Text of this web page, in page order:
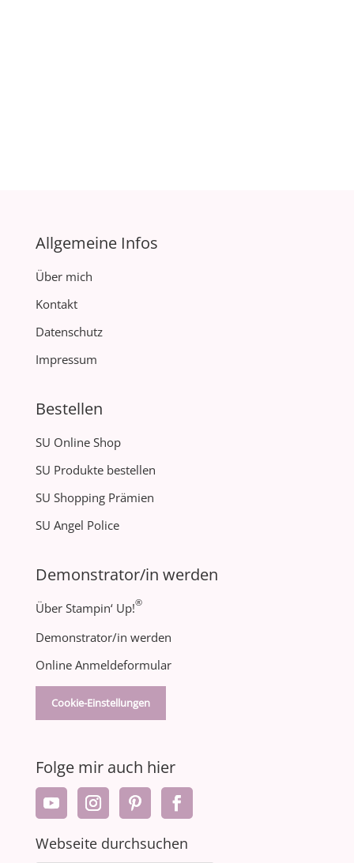
Allgemeine Infos
Über mich
Kontakt
Datenschutz
Impressum
Bestellen
SU Online Shop
SU Produkte bestellen
SU Shopping Prämien
SU Angel Police
Demonstrator/in werden
Über Stampin‘ Up!®
Demonstrator/in werden
Online Anmeldeformular
Cookie-Einstellungen
Folge mir auch hier
Webseite durchsuchen